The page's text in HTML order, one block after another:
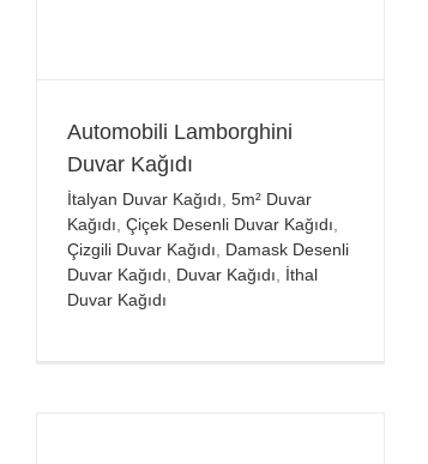
Automobili Lamborghini
Duvar Kağıdı
İtalyan Duvar Kağıdı 5m² Duvar
Kağıdı Çiçek Desenli Duvar Kağıdı
Çizgili Duvar Kağıdı
Damask Desenli
Duvar Kağıdı
Duvar Kağıdı
İthal
Duvar Kağıdı